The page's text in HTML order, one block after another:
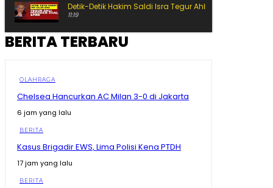
Detik-Detik Hakim Saldi Isra Tegur Ahli Presiden
11:19
Siap-Siap Ganti Gas 3 Kg! BRIN Pamer Gas ANG, Lebih
11:10
Ahli Presiden Dicecar Hakim MK Soal Arah APBN untuk
Ekonomi Melejit 34,17%, Tapi Gubernur Sherly Tanya
Apakah Maatnya Sampai ke Rakyat?
BERITA TERBARU
OLAHRAGA
Chelsea Hancurkan AC Milan 3-0 di Jakarta
6 jam yang lalu
BERITA
Kasus Brigadir EWS, Lima Polisi Kena PTDH
17 jam yang lalu
BERITA